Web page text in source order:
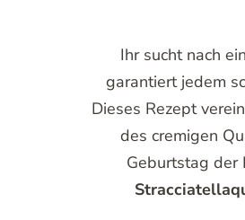
Ihr sucht nach
garantiert jedem
Dieses Rezept
des cremigen
Geburtstag der